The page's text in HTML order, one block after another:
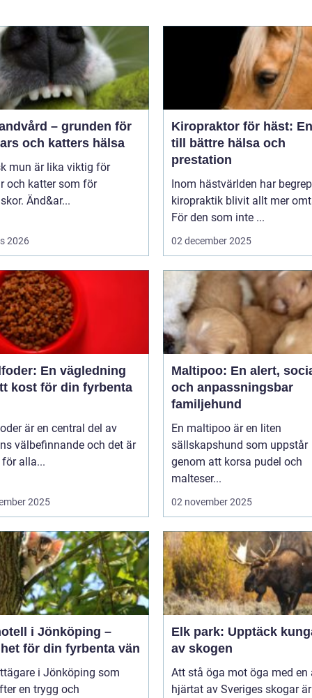
– grunden för
och katters hälsa
mun är lika viktig för
och katter som för
Änd&ar...
2026
Kiropraktor för häst:
till bättre hälsa och
prestation
Inom hästvärlden har
kiropraktik blivit allt mer
För den som inte ...
02 december 2025
En vägledning
kost för din fyrbenta
är en central del av
välbefinnande och det är
alla...
2025
Maltipoo: En alert,
och anpassningsbar
familjehund
En maltipoo är en liten
sällskapshund som uppstår
genom att korsa pudel och
malteser...
02 november 2025
i Jönköping –
för din fyrbenta vän
i Jönköping som
en trygg och
Elk park: Upptäck
av skogen
Att stå öga mot öga med en
hjärtat av Sveriges skogar